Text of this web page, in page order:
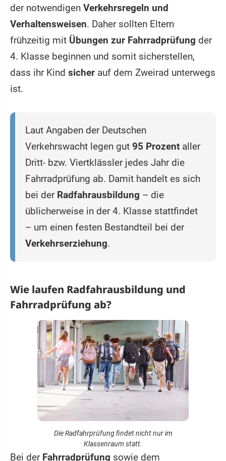
der notwendigen Verkehrsregeln und
Verhaltensweisen. Daher sollten Eltern
frühzeitig mit Übungen zur Fahrradprüfung der
4. Klasse beginnen und somit sicherstellen,
dass ihr Kind sicher auf dem Zweirad unterwegs
ist.
Laut Angaben der Deutschen
Verkehrswacht legen gut 95 Prozent aller
Dritt- bzw. Viertklässler jedes Jahr die
Fahrradprüfung ab. Damit handelt es sich
bei der Radfahrausbildung – die
üblicherweise in der 4. Klasse stattfindet
– um einen festen Bestandteil bei der
Verkehrserziehung.
Wie laufen Radfahrausbildung und
Fahrradprüfung ab?
Die Radfahrprüfung findet nicht nur im
Klassenraum statt.
Bei der Fahrradprüfung sowie dem